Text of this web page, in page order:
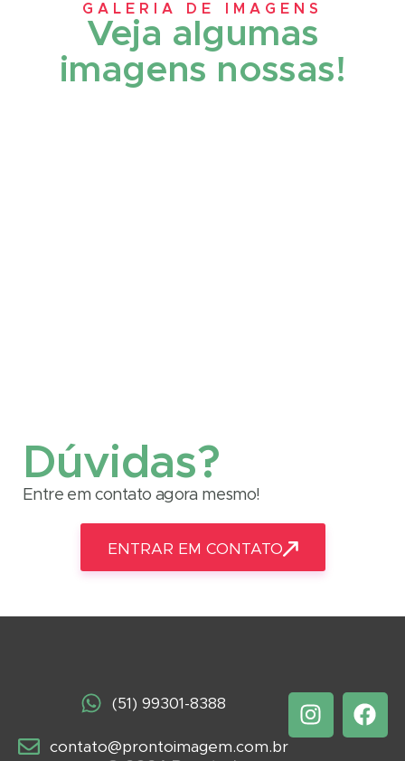
GALERIA DE IMAGENS
Veja algumas
imagens nossas!
Dúvidas?
Entre em contato agora mesmo!
ENTRAR EM CONTATO
(51) 99301-8388
contato@prontoimagem.com.br